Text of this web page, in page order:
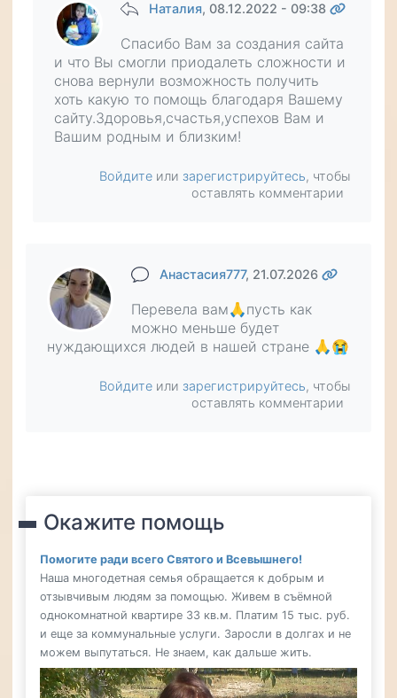
Наталия, 08.12.2022 - 09:38
Спасибо Вам за создания сайта
и что Вы смогли приодалеть сложности и
снова вернули возможность получить
хоть какую то помощь благодаря Вашему
сайту.Здоровья,счастья,успехов Вам и
Вашим родным и близким!
Войдите или зарегистрируйтесь, чтобы
оставлять комментарии
Анастасия777, 21.07.2026
Перевела вам🙏пусть как
можно меньше будет
нуждающихся людей в нашей стране 🙏😭
Войдите или зарегистрируйтесь, чтобы
оставлять комментарии
Окажите помощь
Помогите ради всего Святого и Всевышнего!
Наша многодетная семья обращается к добрым и
отзывчивым людям за помощью. Живем в съёмной
однокомнатной квартире 33 кв.м. Платим 15 тыс. руб.
и еще за коммунальные услуги. Заросли в долгах и не
можем выпутаться. Не знаем, как дальше жить.